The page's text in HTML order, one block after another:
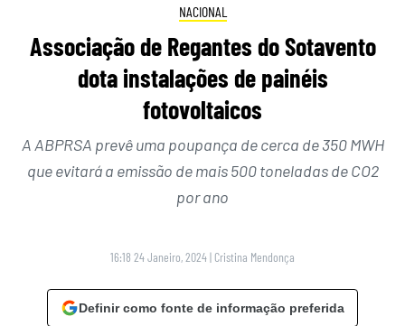
NACIONAL
Associação de Regantes do Sotavento
dota instalações de painéis
fotovoltaicos
A ABPRSA prevê uma poupança de cerca de 350 MWH
que evitará a emissão de mais 500 toneladas de CO2
por ano
16:18 24 Janeiro, 2024| Cristina Mendonça
Definir como fonte de informação preferida